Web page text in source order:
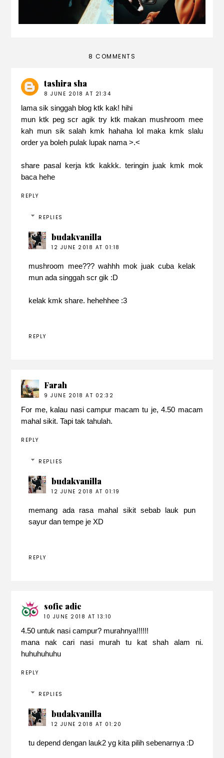
8 COMMENTS
tashira sha
8 JUNE 2018 AT 21:34
lama sik singgah blog ktk kak! hihi
mun ktk peg scr agik try ktk makan mushroom mee
kah mun sik salah kmk hahaha lol maka kmk slalu
order ya boleh pulak lupak nama >.<
share pasal kerja ktk kakkk. teringin juak kmk mok
baca hehe
REPLY
REPLIES
budakvanilla
12 JUNE 2018 AT 01:18
mushroom mee??? wahhh mok juak cuba kelak
mun ada singgah scr gik :D
kelak kmk share. hehehhee :3
REPLY
Farah
9 JUNE 2018 AT 02:32
For me, kalau nasi campur macam tu je, 4.50 macam
mahal sikit. Tapi tak tahulah.
REPLY
REPLIES
budakvanilla
12 JUNE 2018 AT 01:19
memang ada rasa mahal sikit sebab lauk pun
sayur dan tempe je XD
REPLY
sofie adie
10 JUNE 2018 AT 13:10
4.50 untuk nasi campur? murahnya!!!!!!
mana nak cari nasi murah tu kat shah alam ni.
huhuhuhuhu
REPLY
REPLIES
budakvanilla
12 JUNE 2018 AT 01:20
tu depend dengan lauk2 yg kita pilih sebenarnya :D